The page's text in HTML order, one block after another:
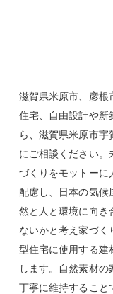
滋賀県米原市、彦根
住宅、自由設計や新
ら、滋賀県米原市宇
にご相談ください。
づくりをモットーに
配慮し、日本の気候
然と人と環境に向き
ないかと考え家づく
型住宅に使用する建
します。自然素材の
丁寧に維持すること